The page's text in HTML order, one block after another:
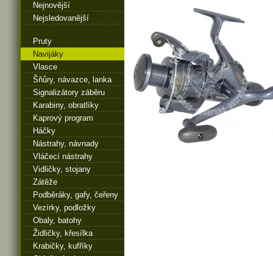
Nejnovější
Nejsledovanější
Pruty
Navijáky
Vlasce
Šňůry, návazce, lanka
Signalizátory záběru
Karabiny, obratlíky
Kaprový program
Háčky
Nástrahy, návnady
Vláčecí nástrahy
Vidličky, stojany
Zátěže
Podběráky, gafy, čeřeny
Vezírky, podložky
Obaly, batohy
Židličky, křesílka
Krabičky, kufříky